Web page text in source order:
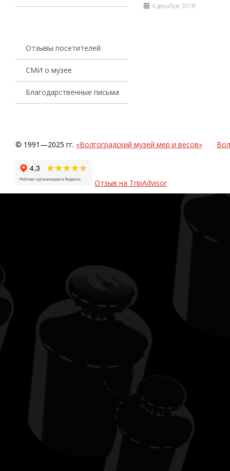
Отзывы посетителей
СМИ о музее
Благодарственные письма
4 декабря 2018
© 1991—2025 гг. «Волгоградский музей мер и весов»
Отзыв на TripAdvisor